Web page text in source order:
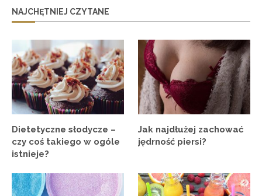
NAJCHĘTNIEJ CZYTANE
Dietetyczne słodycze –
czy coś takiego w ogóle
istnieje?
Jak najdłużej zachować
jędrność piersi?